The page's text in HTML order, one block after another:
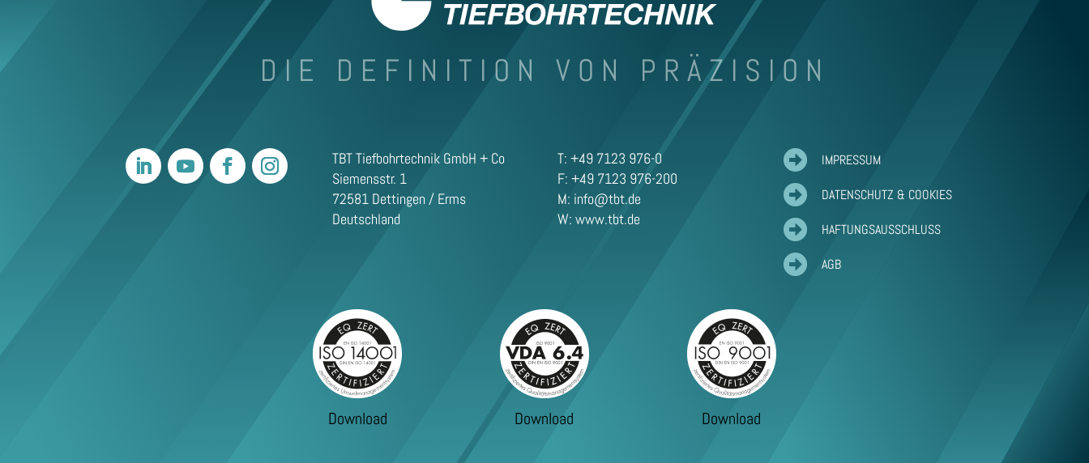
DIE DEFINITION VON PRÄZISION
TBT Tiefbohrtechnik GmbH + Co
Siemensstr. 1
72581 Dettingen / Erms
Deutschland
T: +49 7123 976-0
F: +49 7123 976-200
M: info@tbt.de
W: www.tbt.de
 IMPRESSUM
 DATENSCHUTZ & COOKIES
 HAFTUNGSAUSSCHLUSS
 AGB
Download Download Download